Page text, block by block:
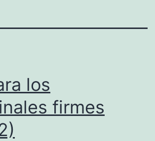
los
firmes